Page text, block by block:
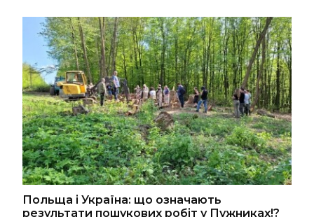
Польща і Україна: що означають
результати пошукових робіт у Пужниках!?